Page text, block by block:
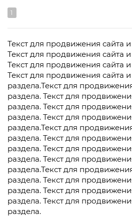
1
Текст для продвижения сайта
Текст для продвижения сайта
Текст для продвижения сайта
Текст для продвижения сайта
раздела.Текст для
раздела. Текст для
раздела. Текст для
раздела. Текст для
раздела.Текст для
раздела. Текст для
раздела. Текст для
раздела. Текст для
раздела.Текст для
раздела. Текст для
раздела. Текст для
раздела. Текст для
раздела.